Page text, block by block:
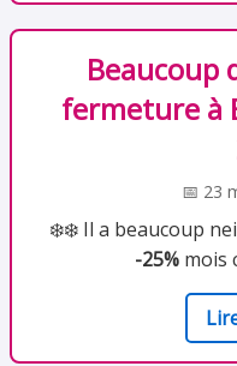
Beaucoup
fermeture à
📅 23
❄️❄️ Il a beaucoup
-25% mois